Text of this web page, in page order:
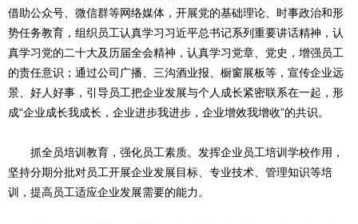
借助公众号、微信群等网络媒体，开展党的基础理论、时事政治和形
势任务教育，组织员工认真学习习近平总书记系列重要讲话精神，认
真学习党的二十大及历届全会精神，认真学习党章、党史，增强员工
的责任意识；通过公司广播、三沟酒业报、橱窗展板等，宣传企业远
景、好人好事，引导员工把企业发展与个人成长紧密联系在一起，形
成“企业成长我成长，企业进步我进步，企业增效我增收”的共识。
抓全员培训教育，强化员工素质。发挥企业员工培训学校作用，
坚持分期分批对员工开展企业发展目标、专业技术、管理知识等培
训，提高员工适应企业发展需要的能力。